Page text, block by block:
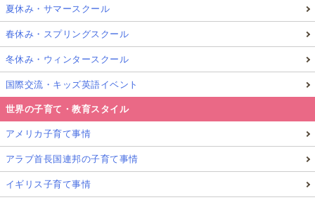
夏休み・サマースクール
春休み・スプリングスクール
冬休み・ウィンタースクール
国際交流・キッズ英語イベント
世界の子育て・教育スタイル
アメリカ子育て事情
アラブ首長国連邦の子育て事情
イギリス子育て事情